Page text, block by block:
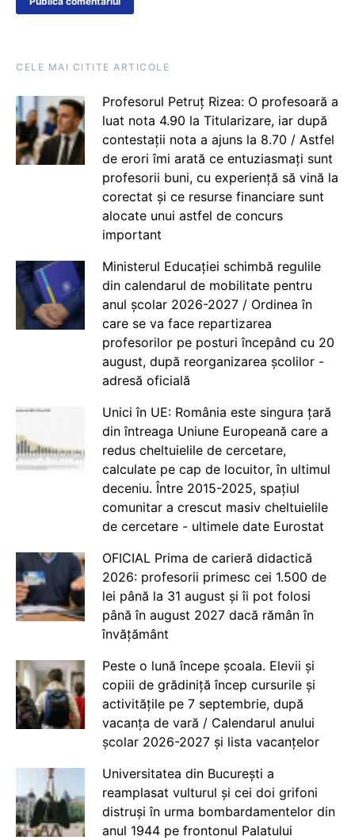
CELE MAI CITITE ARTICOLE
Profesorul Petruț Rizea: O profesoară a
luat nota 4.90 la Titularizare, iar după
contestații nota a ajuns la 8.70 / Astfel
de erori îmi arată ce entuziasmați sunt
profesorii buni, cu experiență să vină la
corectat și ce resurse financiare sunt
alocate unui astfel de concurs
important
Ministerul Educației schimbă regulile
din calendarul de mobilitate pentru
anul școlar 2026-2027 / Ordinea în
care se va face repartizarea
profesorilor pe posturi începând cu 20
august, după reorganizarea școlilor -
adresă oficială
Unici în UE: România este singura țară
din întreaga Uniune Europeană care a
redus cheltuielile de cercetare,
calculate pe cap de locuitor, în ultimul
deceniu. Între 2015-2025, spațiul
comunitar a crescut masiv cheltuielile
de cercetare - ultimele date Eurostat
OFICIAL Prima de carieră didactică
2026: profesorii primesc cei 1.500 de
lei până la 31 august și îi pot folosi
până în august 2027 dacă rămân în
învățământ
Peste o lună începe școala. Elevii și
copiii de grădiniță încep cursurile și
activitățile pe 7 septembrie, după
vacanța de vară / Calendarul anului
școlar 2026-2027 și lista vacanțelor
Universitatea din București a
reamplasat vulturul și cei doi grifoni
distruși în urma bombardamentelor din
anul 1944 pe frontonul Palatului